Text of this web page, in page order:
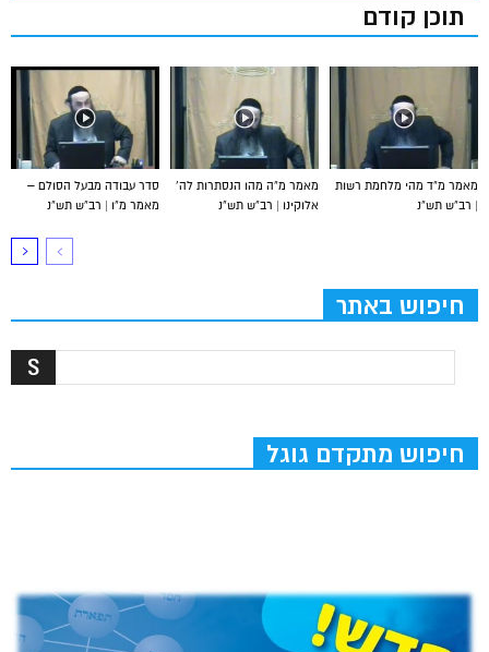
תוכן קודם
סדר עבודה מבעל הסולם –
מאמר מ”ו | רב”ש תש”נ
מאמר מ”ה מהו הנסתרות לה’
אלוקינו | רב”ש תש”נ
מאמר מ”ד מהי מלחמת רשות
| רב”ש תש”נ
חיפוש באתר
חיפוש מתקדם גוגל